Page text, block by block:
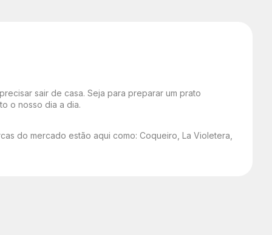
sair de casa. Seja para preparar um prato
o nosso dia a dia.
do mercado estão aqui como: Coqueiro, La Violetera,